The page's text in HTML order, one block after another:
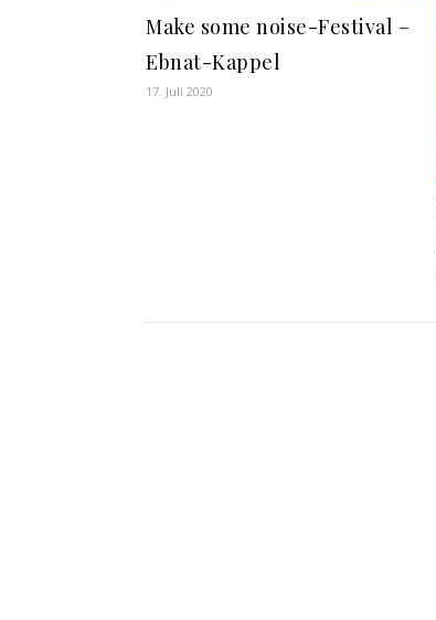
Make some noise-Festival –
Ebnat-Kappel
17. Juli 2020